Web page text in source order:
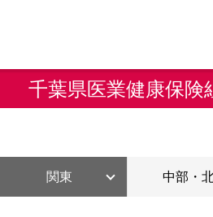
千葉県医業健康保険
関東 中部・